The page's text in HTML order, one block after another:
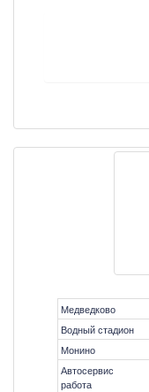
Медведково
Водный стадион
Монино
Автосервис
работа